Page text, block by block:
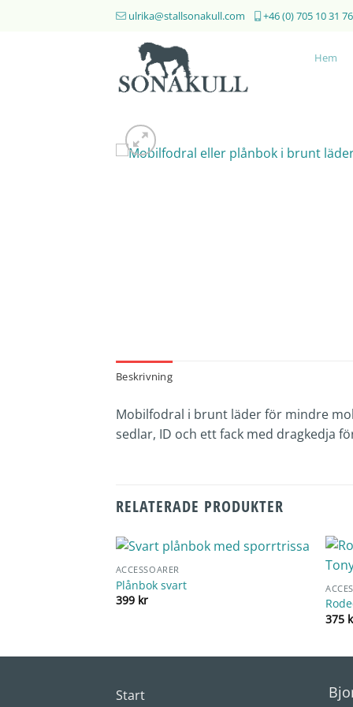
ulrika@stallsonakull.com +46 (0) 705 10 31 76
Hem
Beskrivning
Mobilfodral i brunt läder för mindre
sedlar, ID och ett fack med dragkedja
RELATERADE PRODUKTER
ACCESSOARER
Plånbok svart
399 kr
375
Start